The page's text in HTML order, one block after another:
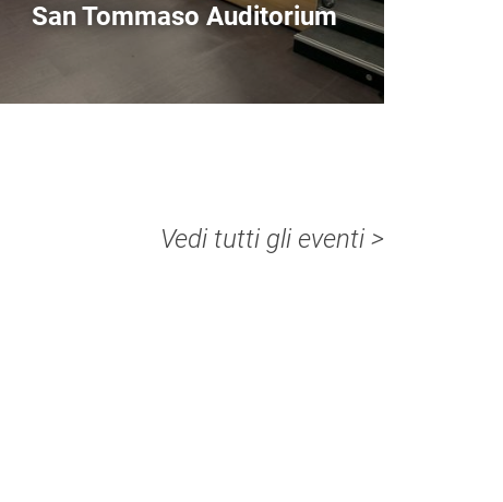
San Tommaso Auditorium
Vedi tutti gli eventi >